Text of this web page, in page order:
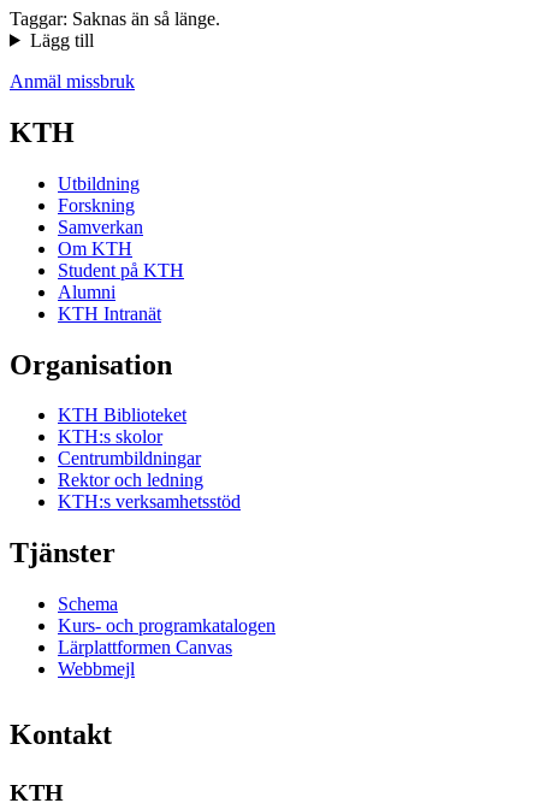
Taggar: Saknas än så länge.
Lägg till
Anmäl missbruk
KTH
Utbildning
Forskning
Samverkan
Om KTH
Student på KTH
Alumni
KTH Intranät
Organisation
KTH Biblioteket
KTH:s skolor
Centrumbildningar
Rektor och ledning
KTH:s verksamhetsstöd
Tjänster
Schema
Kurs- och programkatalogen
Lärplattformen Canvas
Webbmejl
Kontakt
KTH